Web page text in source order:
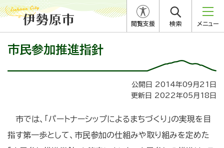
閲覧支援 検索 メニュー
市民参加推進指針
公開日 2014年09月21日
更新日 2022年05月18日
市では、「パートナーシップによるまちづくり」の実現を目
指す第一歩として、市民参加の仕組みや取り組みを定めた